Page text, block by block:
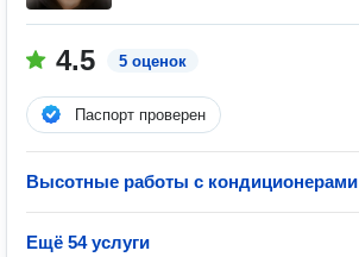
4.5 5 оценок
Паспорт проверен
Высотные работы с кондиционерами
Ещё 54 услуги